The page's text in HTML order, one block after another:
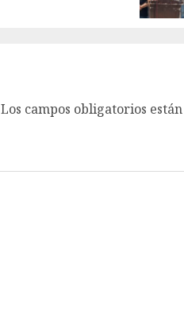
Los campos obligatorios están